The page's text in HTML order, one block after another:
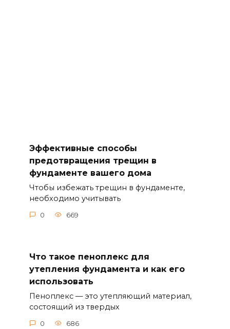
Эффективные способы
предотвращения трещин в
фундаменте вашего дома
Чтобы избежать трещин в фундаменте,
необходимо учитывать
0 669
Что такое пеноплекс для
утепления фундамента и как его
использовать
Пеноплекс — это утепляющий материал,
состоящий из твердых
0 686